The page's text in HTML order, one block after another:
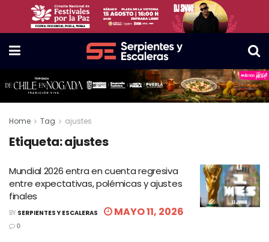
Home Tag ajustes
Etiqueta:ajustes
Mundial 2026 entra en cuenta regresiva
entre expectativas, polémicas y ajustes
finales
BY SERPIENTES Y ESCALERAS MAYO 11, 2026
0